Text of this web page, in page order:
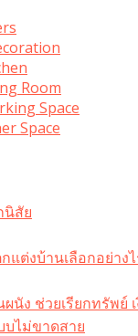
Room
Space
Space
สัย
แต่งบ้านเลือกอย่าง
นัง ช่วยเรียกทรัพย์
บไม่ขาดสาย